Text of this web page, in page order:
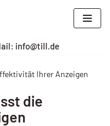
info@till.de
Ihrer Anzeigen
die